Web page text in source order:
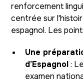
renforcement
centrée sur
espagnol. Les
Une
d’Espagnol:
examen